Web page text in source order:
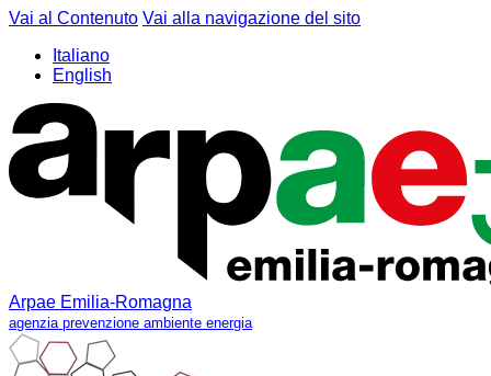
Vai al Contenuto Vai alla navigazione del sito
Italiano
English
Arpae Emilia-Romagna
agenzia prevenzione ambiente energia